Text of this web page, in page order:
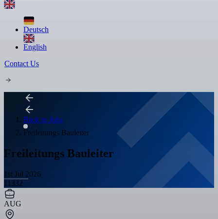
Deutsch
English
Contact Us
Back to Jobs
Freileitungs Bauleiter
Freileitungs Bauleiter
1st Jul 2026
11332
AUG